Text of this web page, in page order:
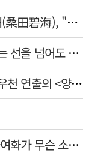
[뉴스로 보는 고사성어]<32>상전벽해(桑田碧海), "뽕나무밭이 푸른 바다가 되었다."
[김종섭의 광고 이야기] 광고를 할 때는 선을 넘어도 좋습니다.
[김건표의 연극리뷰] 오태영 신작, 이우천 연출의 <양은 양순하다>"국민을 온순한 양으로 길들이는 전체주의적 정치의 알레고리"
[사설] 환자 부담 못 줄이는 간병비 급여화가 무슨 소용인가